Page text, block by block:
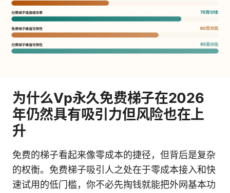
为什么Vp永久免费梯子在2026
年仍然具有吸引力但风险也在上
升
免费的梯子看起来像零成本的捷径，但背后是复杂
的权衡。免费梯子吸引人之处在于零成本接入和快
速试用的低门槛，你不必先掏钱就能把外网基本功